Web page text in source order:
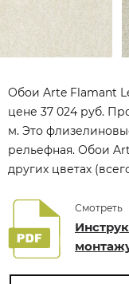
Обои Arte Flamant
цене 37 024 руб.
м. Это
рельефная. Обои
других цветах
Смотреть